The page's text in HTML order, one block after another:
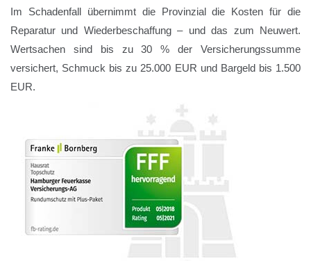
Im Schadenfall übernimmt die Provinzial die Kosten für die
Reparatur und Wiederbeschaffung – und das zum Neuwert.
Wertsachen sind bis zu 30 % der Versicherungssumme
versichert, Schmuck bis zu 25.000 EUR und Bargeld bis 1.500
EUR.